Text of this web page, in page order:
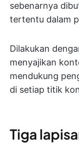
sebenarnya
tertentu dalam
Dilakukan
menyajikan
mendukung
di setiap titik
Tiga